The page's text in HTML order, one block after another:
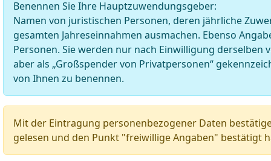
Benennen Sie Ihre Hauptzuwendungsgeber:
Namen von juristischen Personen, deren jährliche
gesamten Jahreseinnahmen ausmachen. Ebenso
Personen. Sie werden nur nach Einwilligung
aber als „Großspender von Privatpersonen“
von Ihnen zu benennen.
Mit der Eintragung personenbezogener Daten
gelesen und den Punkt "freiwillige Angaben" bestätigt